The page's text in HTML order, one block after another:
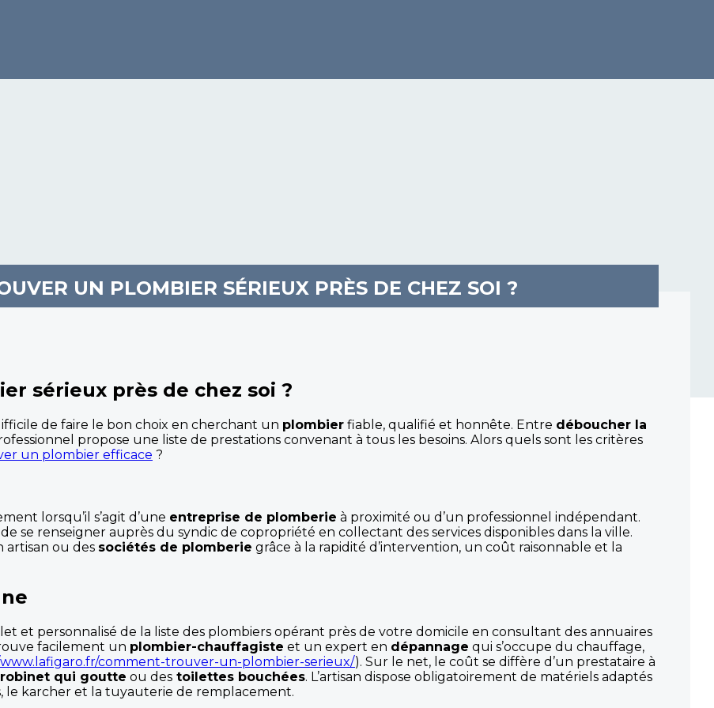
UN PLOMBIER SÉRIEUX PRÈS DE CHEZ SOI ?
sérieux près de chez soi ?
de faire le bon choix en cherchant un plombier fiable, qualifié et honnête. Entre déboucher la
propose une liste de prestations convenant à tous les besoins. Alors quels sont les critères
un plombier efficace ?
lorsqu’il s’agit d’une entreprise de plomberie à proximité ou d’un professionnel indépendant.
se renseigner auprès du syndic de copropriété en collectant des services disponibles dans la ville.
artisan ou des sociétés de plomberie grâce à la rapidité d’intervention, un coût raisonnable et la
et personnalisé de la liste des plombiers opérant près de votre domicile en consultant des annuaires
facilement un plombier-chauffagiste et un expert en dépannage qui s’occupe du chauffage,
comment-trouver-un-plombier-serieux/). Sur le net, le coût se diffère d’un prestataire à
robinet qui goutte ou des toilettes bouchées. L’artisan dispose obligatoirement de matériels adaptés
karcher et la tuyauterie de remplacement.